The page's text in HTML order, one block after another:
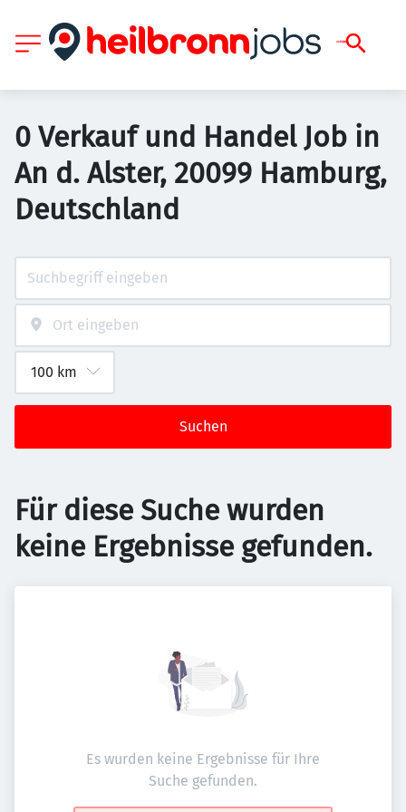
0 Verkauf und Handel Job in
An d. Alster, 20099 Hamburg,
Deutschland
Suchen
Für diese Suche wurden
keine Ergebnisse gefunden.
Es wurden keine Ergebnisse für Ihre
Suche gefunden.